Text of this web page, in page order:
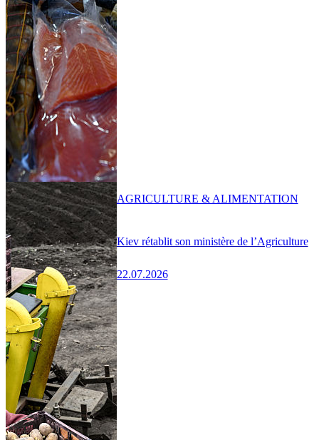
Kiev rétablit son ministère de l’Agriculture
22.07.2026
AGRICULTURE & ALIMENTATION